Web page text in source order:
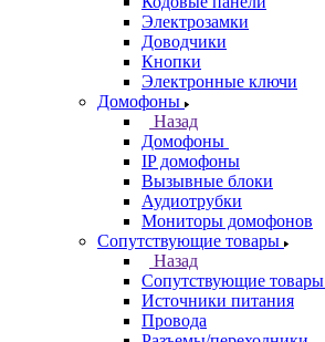
Электрозамки
Доводчики
Кнопки
Электронные ключи
Домофоны
Назад
Домофоны
IP домофоны
Вызывные блоки
Аудиотрубки
Мониторы домофонов
Сопутствующие товары
Назад
Сопутствующие товары
Источники питания
Провода